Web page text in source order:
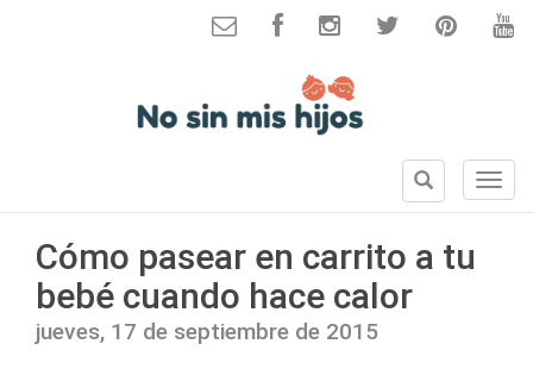
S
e
B
u
c
Cómo pasear en carrito a tu
bebé cuando hace calor
jueves, 17 de septiembre de 2015